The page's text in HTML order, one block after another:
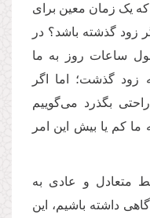
یک زمان معین برای
زود گذشته باشد؟ در
ساعات روز به ما
گذشت؛ اما اگر
بگذرد می‌گوییم
ما کم‌ یا بیش این امر
متعادل و عادی به
داشته باشیم، این